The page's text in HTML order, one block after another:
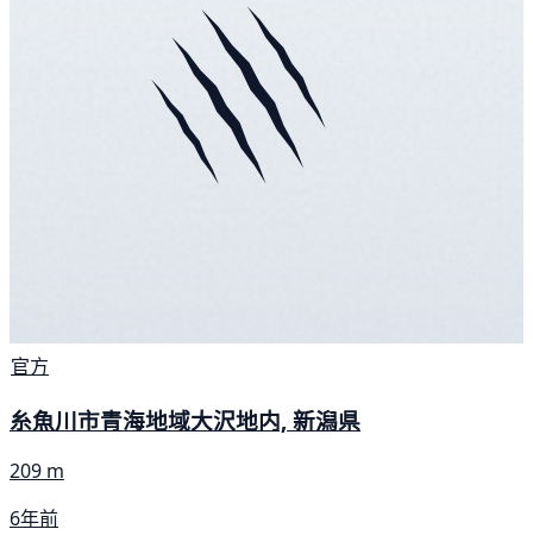
官方
糸魚川市青海地域大沢地内, 新潟県
209 m
6年前